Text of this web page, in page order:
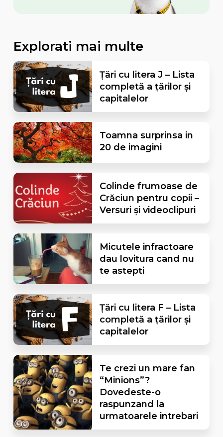
Explorati mai multe
Țări cu litera J – Lista
completă a țărilor și
capitalelor
Toamna surprinsa in
20 de imagini
Colinde frumoase de
Crăciun pentru copii –
Versuri și videoclipuri
Micutele infractoare
dau lovitura cand nu
te astepti
Țări cu litera F – Lista
completă a țărilor și
capitalelor
Te crezi un mare fan
“Minions”?
Dovedeste-o
raspunzand la
urmatoarele intrebari